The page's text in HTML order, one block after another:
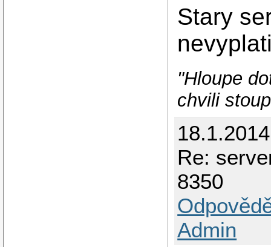
Stary
"Hloupe
chvili
Re:
8350
Admin